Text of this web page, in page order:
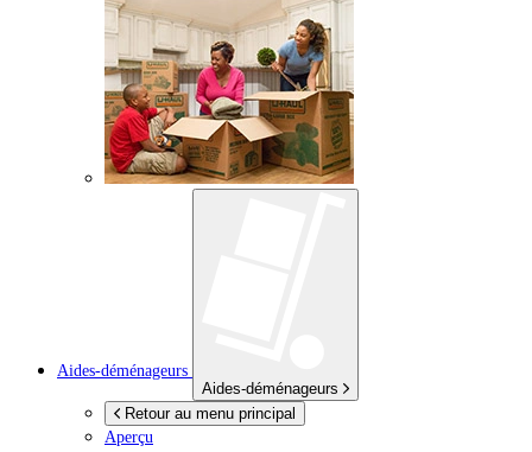
Aides-déménageurs
Aides-déménageurs
Retour au menu principal
Aperçu